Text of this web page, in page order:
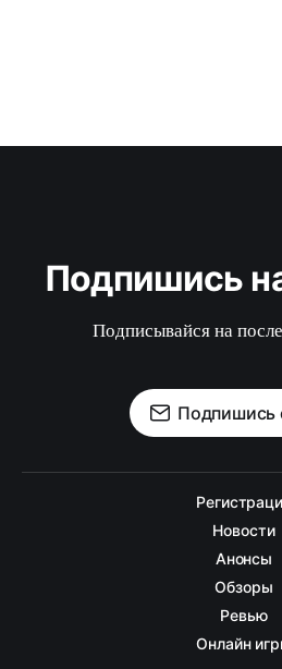
Подпишись
Подписывайся на
Подпишись
Новости
Анонсы
Обзоры
Ревью
Онлайн